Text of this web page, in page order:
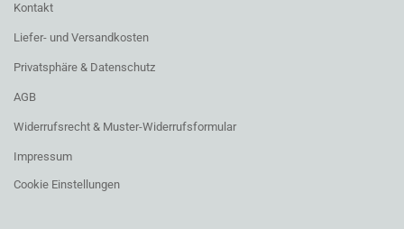
Kontakt
Liefer- und Versandkosten
Privatsphäre & Datenschutz
AGB
Widerrufsrecht & Muster-Widerrufsformular
Impressum
Cookie Einstellungen